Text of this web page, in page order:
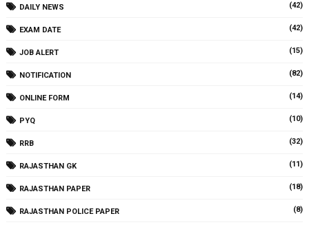
DAILY NEWS (42)
EXAM DATE (42)
JOB ALERT (15)
NOTIFICATION (82)
ONLINE FORM (14)
PYQ (10)
RRB (32)
RAJASTHAN GK (11)
RAJASTHAN PAPER (18)
RAJASTHAN POLICE PAPER (8)